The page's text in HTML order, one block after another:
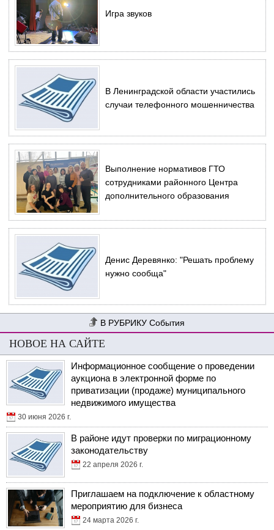
Игра звуков
В Ленинградской области участились
случаи телефонного мошенничества
Выполнение нормативов ГТО
сотрудниками районного Центра
дополнительного образования
Денис Деревянко: "Решать проблему
нужно сообща"
События
НОВОЕ НА САЙТЕ
Информационное сообщение о проведении
аукциона в электронной форме по
приватизации (продаже) муниципального
недвижимого имущества
30 июня 2026 г.
В районе идут проверки по миграционному
законодательству
22 апреля 2026 г.
Приглашаем на подключение к областному
мероприятию для бизнеса
24 марта 2026 г.